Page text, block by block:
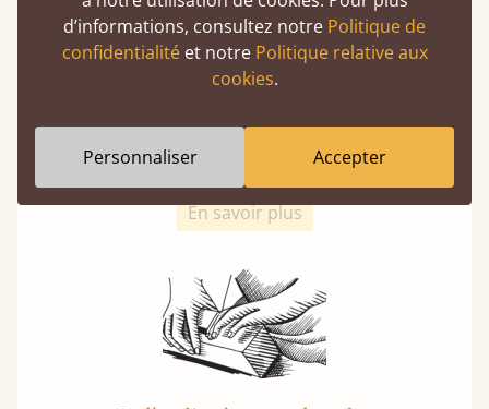
Un choix écoresponsable
Nos bois tendres proviennent toujours de
forêts gérées de manière responsable et
respectent des normes de durabilité strictes.
En savoir plus
d’informations, consultez notre Politique de
confidentialitéet notre Politique relative aux
cookies.
Personnaliser Accepter